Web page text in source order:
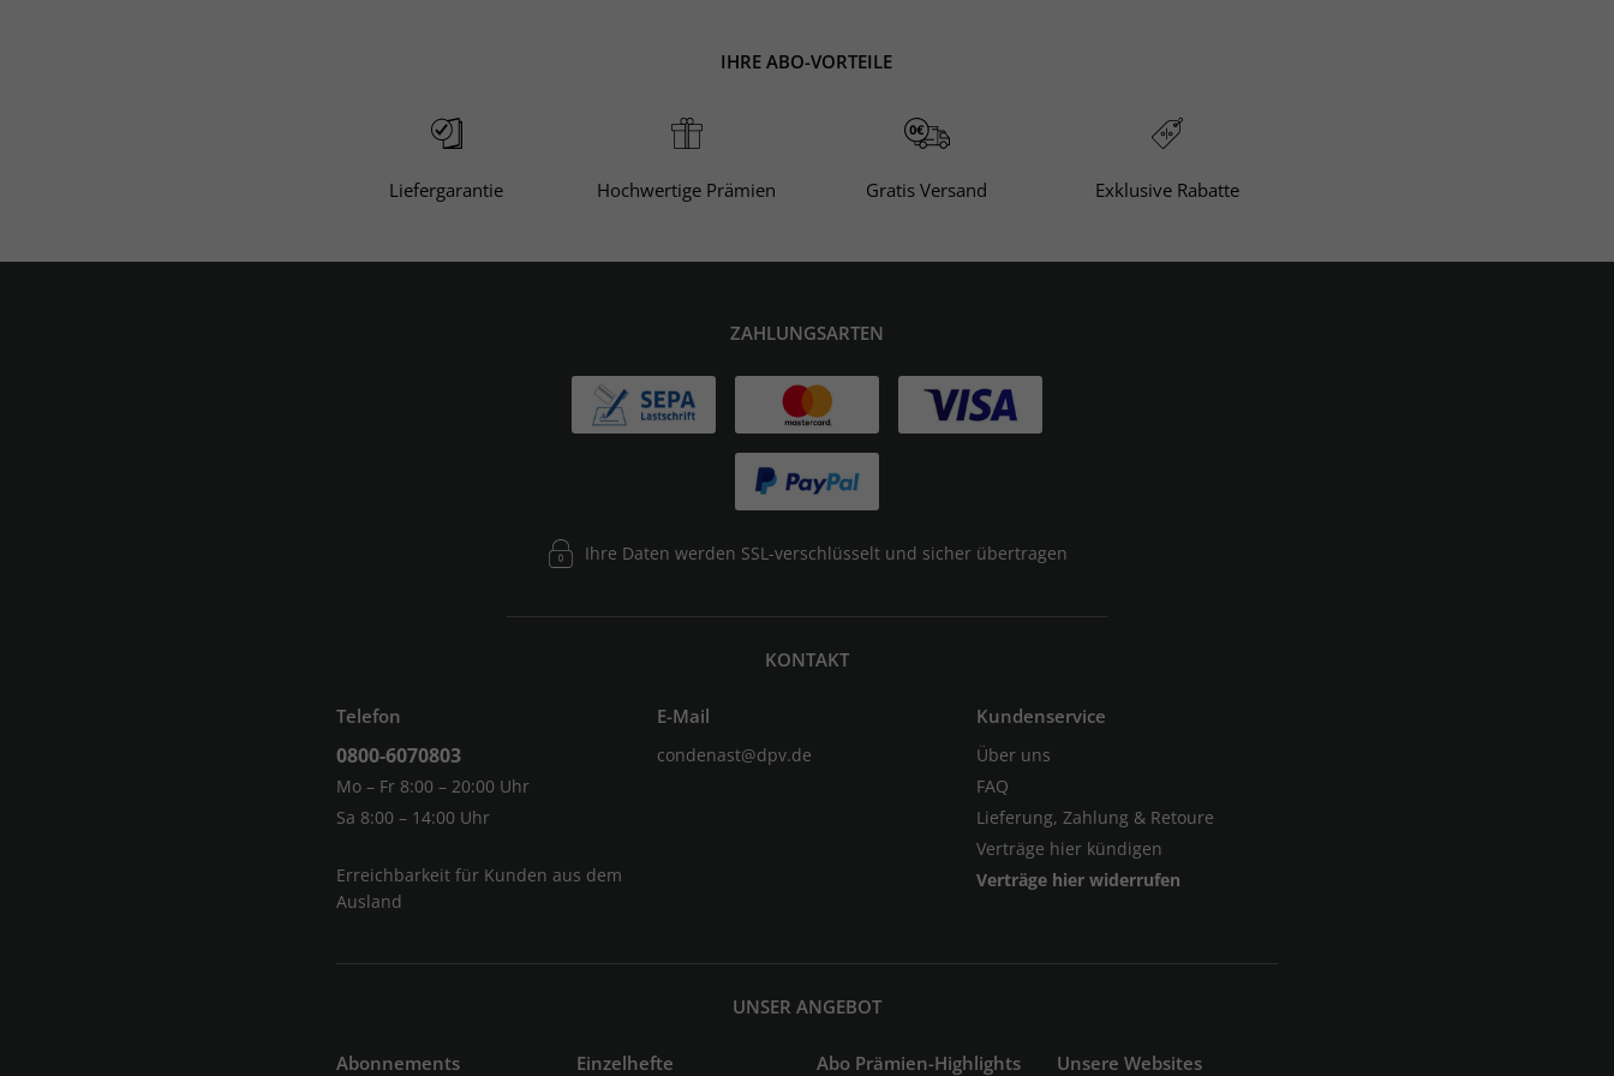
IHRE ABO-VORTEILE
Liefergarantie Hochwertige Prämien Gratis Versand Exklusive Rabatte
ZAHLUNGSARTEN
Ihre Daten werden SSL-verschlüsselt und sicher übertragen
KONTAKT
Telefon
0800-6070803
Mo – Fr 8:00 – 20:00 Uhr
Sa 8:00 – 14:00 Uhr
Erreichbarkeit für Kunden aus dem
Ausland
E-Mail
condenast@dpv.de
Kundenservice
Über uns
FAQ
Lieferung, Zahlung & Retoure
Verträge hier kündigen
Verträge hier widerrufen
UNSER ANGEBOT
Abonnements Einzelhefte Abo Prämien-Highlights Unsere Websites